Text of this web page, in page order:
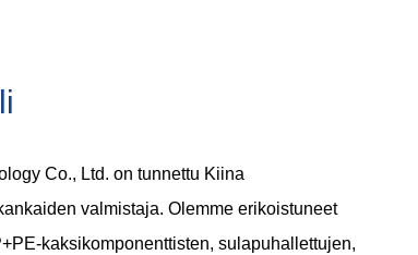
Co., Ltd. on tunnettu Kiina
valmistaja. Olemme erikoistuneet
kaksikomponenttisten, sulapuhallettujen,